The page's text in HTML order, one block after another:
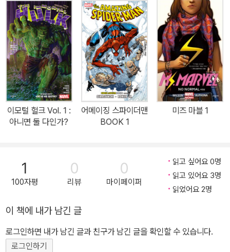
실제 무덤들이었으니… 가족이라는 허울은 무너져 내리고 있다. 어벤
저스는 진실을 알게 되었다. 비전의 아내는 살인을 했고, 그녀를 지키
기 위해 비전은 거짓말을 했다. 거짓은 거짓을 따라오며, 죽음은 죽음
위에 쌓일 것이다. 어벤저스가 행동에 나설 때, 다가올 비극은 한 안드
로이드 어벤저를 지구 최강의 영웅들과의 처참한 대결 속으로 내몰
것이다. 이제 아무도 안전할 수 없다. 톰 킹이 쓰고 가브리엘 에르난데
스 왈타, 마이클 월시가 그린 「비전(2015-2016)」 #7-12 수록.올뉴
올디퍼런트 마블(All-New All-Different Marvel)!얼마 전, 조나단
든 세상에서 닥터 둠의 「시크릿 워즈」가 벌어졌다.마블 역사상 최대
규모의 위기를 넘긴 후 세상이 재건되자 각 타이틀은 연재 번호를 1부
터 다시 세며 ‘완전히 새롭고 전혀 색다른’ 모습으로 출발했는데, 기존
수 있는 좋은 입문 지점이 된 것이다. 「스파이더맨/데드풀」에 이어 A
NAD 마블 시기의 작품들이 본격적으로 국내 독자들을 찾아간다.국
내에 처음 조명되는 어벤저, 비전!「비전」은 톰 킹에게 아이즈너상 ‘최
이모털 헐크 Vol. 1 :
아니면 둘 다인가?
어메이징 스파이더맨
BOOK 1
미즈 마블 1
1
100자평
0
리뷰
0
마이페이퍼
읽고 싶어요 0명
읽고 있어요 3명
읽었어요 2명
이 책에 내가 남긴 글
로그인하면 내가 남긴 글과 친구가 남긴 글을 확인할 수 있습니다.
로그인하기